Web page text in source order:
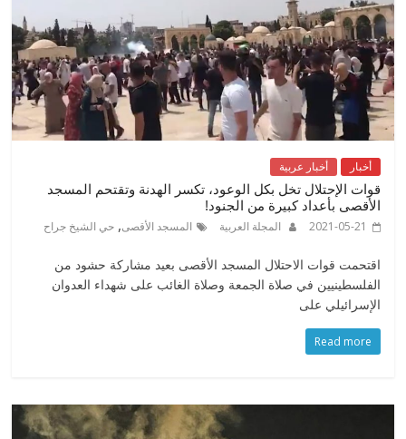
أخبار أخبار عربية
قوات الإحتلال تخل بكل الوعود، تكسر الهدنة وتقتحم المسجد
الأقصى بأعداد كبيرة من الجنود!
2021-05-21
المجلة العربية المسجد الأقصى,حي الشيخ جراح
اقتحمت قوات الاحتلال المسجد الأقصى بعيد مشاركة حشود من
الفلسطينيين في صلاة الجمعة وصلاة الغائب على شهداء العدوان
الإسرائيلي على
Read more